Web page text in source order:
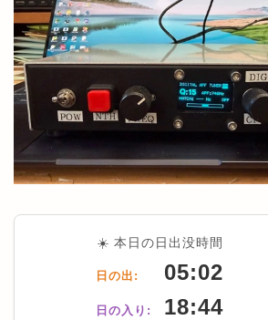
☀️ 本日の日出没時間
日の出: 05:02
日の入り: 18:44